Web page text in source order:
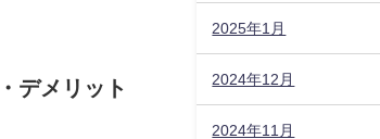
デメリット
2025年1月
2024年12月
2024年11月